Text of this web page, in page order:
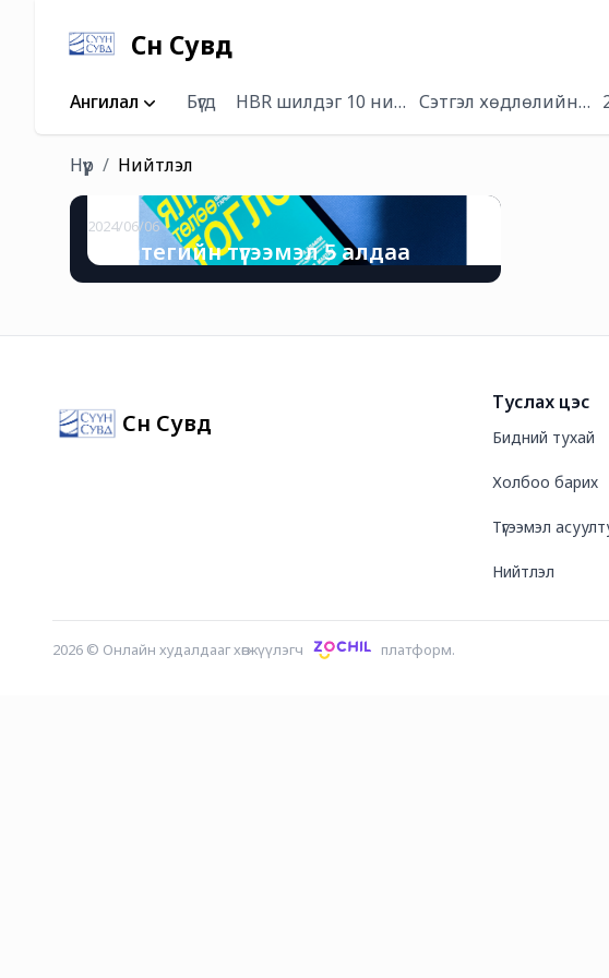
Сүүн Сувд
Ангилал Бүгд HBR шилдэг 10 нийтлэлСэтгэл хөдлөлийн
Нүүр Нийтлэл
2024/06/06
Стратегийн түгээмэл 5 алдаа
Сүүн Сувд
Туслах цэс
Бидний тухай
Холбоо барих
Түгээмэл
Нийтлэл
2026 © Онлайн худалдааг хөгжүүлэгч платформ.